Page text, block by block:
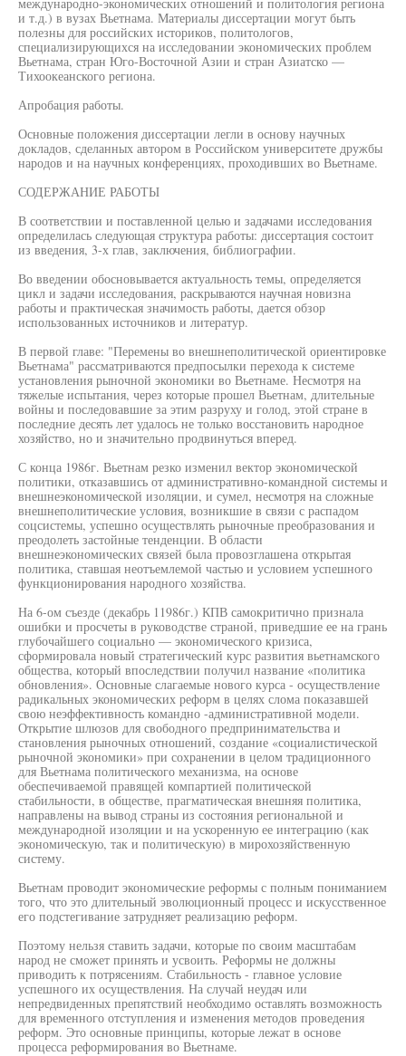
и т.д.) в вузах Вьетнама. Материалы диссертации могут быть
полезны для российских историков, политологов,
специализирующихся на исследовании экономических проблем
Вьетнама, стран Юго-Восточной Азии и стран Азиатско —
Тихоокеанского региона.
Апробация работы.
Основные положения диссертации легли в основу научных
докладов, сделанных автором в Российском университете дружбы
народов и на научных конференциях, проходивших во Вьетнаме.
СОДЕРЖАНИЕ РАБОТЫ
В соответствии и поставленной целью и задачами исследования
определилась следующая структура работы: диссертация состоит
из введения, 3-х глав, заключения, библиографии.
Во введении обосновывается актуальность темы, определяется
цикл и задачи исследования, раскрываются научная новизна
работы и практическая значимость работы, дается обзор
использованных источников и литератур.
В первой главе: "Перемены во внешнеполитической ориентировке
Вьетнама" рассматриваются предпосылки перехода к системе
установления рыночной экономики во Вьетнаме. Несмотря на
тяжелые испытания, через которые прошел Вьетнам, длительные
войны и последовавшие за этим разруху и голод, этой стране в
последние десять лет удалось не только восстановить народное
хозяйство, но и значительно продвинуться вперед.
С конца 1986г. Вьетнам резко изменил вектор экономической
политики, отказавшись от административно-командной системы и
внешнеэкономической изоляции, и сумел, несмотря на сложные
внешнеполитические условия, возникшие в связи с распадом
соцсистемы, успешно осуществлять рыночные преобразования и
преодолеть застойные тенденции. В области
внешнеэкономических связей была провозглашена открытая
политика, ставшая неотъемлемой частью и условием успешного
функционирования народного хозяйства.
На 6-ом съезде (декабрь 11986г.) КПВ самокритично признала
ошибки и просчеты в руководстве страной, приведшие ее на грань
глубочайшего социально — экономического кризиса,
сформировала новый стратегический курс развития вьетнамского
общества, который впоследствии получил название «политика
обновления». Основные слагаемые нового курса - осуществление
радикальных экономических реформ в целях слома показавшей
свою неэффективность командно -административной модели.
Открытие шлюзов для свободного предпринимательства и
становления рыночных отношений, создание «социалистической
рыночной экономики» при сохранении в целом традиционного
для Вьетнама политического механизма, на основе
обеспечиваемой правящей компартией политической
стабильности, в обществе, прагматическая внешняя политика,
направлены на вывод страны из состояния региональной и
международной изоляции и на ускоренную ее интеграцию (как
экономическую, так и политическую) в мирохозяйственную
систему.
Вьетнам проводит экономические реформы с полным пониманием
того, что это длительный эволюционный процесс и искусственное
его подстегивание затрудняет реализацию реформ.
Поэтому нельзя ставить задачи, которые по своим масштабам
народ не сможет принять и усвоить. Реформы не должны
приводить к потрясениям. Стабильность - главное условие
успешного их осуществления. На случай неудач или
непредвиденных препятствий необходимо оставлять возможность
для временного отступления и изменения методов проведения
реформ. Это основные принципы, которые лежат в основе
процесса реформирования во Вьетнаме.